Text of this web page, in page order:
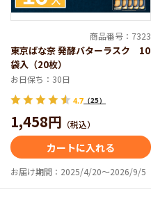
商品番号：7323
東京ばな奈 発酵バターラスク 10
袋入（20枚）
お日保ち：30日
4.7 （25）
1,458円 （税込）
カートに入れる
お届け期間：2025/4/20～2026/9/5